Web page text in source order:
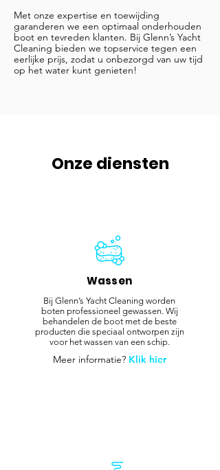
Met onze expertise en toewijding
garanderen we een optimaal onderhouden
boot en tevreden klanten. Bij Glenn’s Yacht
Cleaning bieden we topservice tegen een
eerlijke prijs, zodat u onbezorgd van uw tijd
op het water kunt genieten!
Onze diensten
Wassen
Bij Glenn’s Yacht Cleaning worden
boten professioneel gewassen. Wij
behandelen de boot met de beste
producten die speciaal ontworpen zijn
voor het wassen van een schip.
Meer informatie? Klik hier